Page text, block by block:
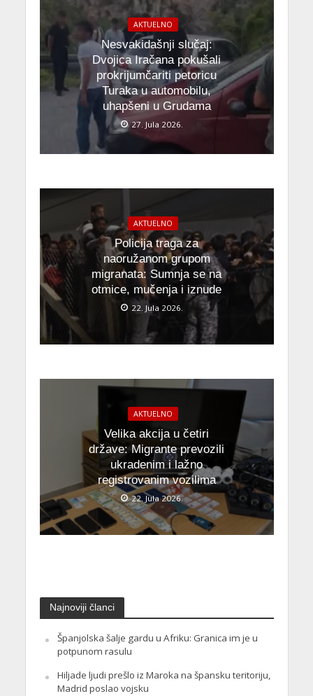
AKTUELNO
Nesvakidašnji slučaj:
Dvojica Iračana pokušali
prokrijumčariti petoricu
Turaka u automobilu,
uhapšeni u Grudama
27. Jula 2026.
AKTUELNO
Policija traga za
naoružanom grupom
migranata: Sumnja se na
otmice, mučenja i iznude
22. Jula 2026.
AKTUELNO
Velika akcija u četiri
države: Migrante prevozili
ukradenim i lažno
registrovanim vozilima
22. Jula 2026.
Najnoviji članci
Španjolska šalje gardu u Afriku: Granica im je u
potpunom rasulu
Hiljade ljudi prešlo iz Maroka na špansku teritoriju,
Madrid poslao vojsku